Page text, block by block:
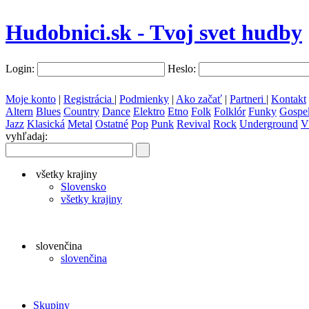
Hudobnici.sk - Tvoj svet hudby
Login: Heslo:
Moje konto | Registrácia | Podmienky | Ako začať | Partneri | Kontakt
Altern Blues Country Dance Elektro Etno Folk Folklór Funky Gospel
Jazz Klasická Metal Ostatné Pop Punk Revival Rock Underground
vyhľadaj:
všetky krajiny
Slovensko
všetky krajiny
slovenčina
slovenčina
Skupiny